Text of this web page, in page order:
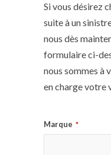
Si vous désirez
suite à un
nous dès
formulaire ci-
nous sommes à
en charge votre
Marque *